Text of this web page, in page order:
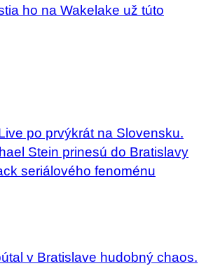
ho na Wakelake už túto
po prvýkrát na Slovensku.
Stein prinesú do Bratislavy
seriálového fenoménu
v Bratislave hudobný chaos.